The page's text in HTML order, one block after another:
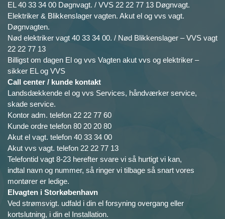
EL 40 33 34 00 Døgnvagt. / VVS 22 22 77 13 Døgnvagt.
Elektriker & Blikkenslager vagten. Akut el og vvs vagt.
Døgnvagten.
Nød elektriker vagt 40 33 34 00. / Nød Blikkenslager – VVS vagt
22 22 77 13
Billigst om dagen El og vvs Vagten akut vvs og elektriker –
sikker EL og VVS
Call center / kunde kontakt
Landsdækkende el og vvs Services, håndværker service,
skade service.
Kontor adm. telefon 22 22 77 60
Kunde ordre telefon 80 20 20 80
Akut el vagt. telefon 40 33 34 00
Akut vvs vagt. telefon 22 22 77 13
Telefontid vagt 8-23 herefter svare vi så hurtigt vi kan,
indtal navn og nummer, så ringer vi tilbage så snart vores
montører er ledige.
Elvagten i Storkøbenhavn
Ved strømsvigt. udfald i din el forsyning overgang eller
kortslutning, i din el Installation.